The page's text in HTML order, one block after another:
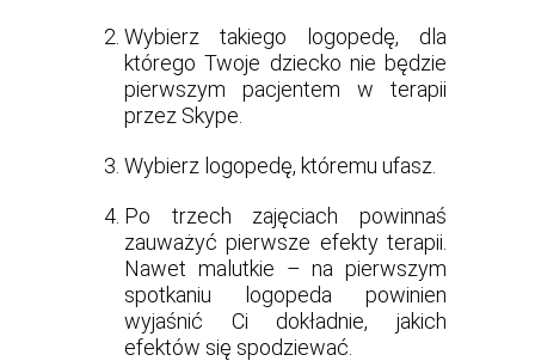
Wybierz takiego logopedę, dla
którego Twoje dziecko nie będzie
pierwszym pacjentem w terapii
przez Skype.
Wybierz logopedę, któremu ufasz.
Po trzech zajęciach powinnaś
zauważyć pierwsze efekty terapii.
Nawet malutkie – na pierwszym
spotkaniu logopeda powinien
wyjaśnić Ci dokładnie, jakich
efektów się spodziewać.